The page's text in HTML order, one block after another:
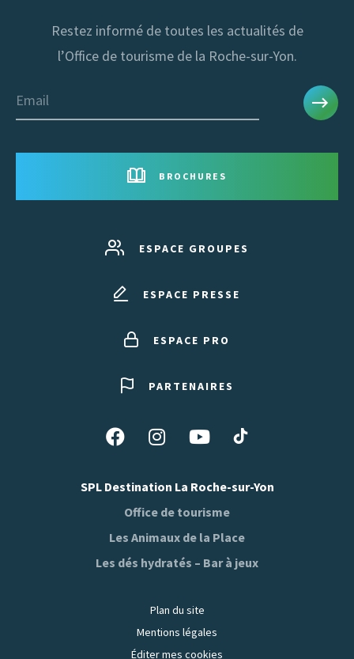
Restez informé de toutes les actualités de
l’Office de tourisme de la Roche-sur-Yon.
Email
BROCHURES
ESPACE GROUPES
ESPACE PRESSE
ESPACE PRO
PARTENAIRES
Suivez-
sur
Facebook
Suivez-
sur
Instagram
Suivez-
sur
Youtube
Suivez-
sur
SPL Destination La Roche-sur-Yon
Office de tourisme
Les Animaux de la Place
Les dés hydratés – Bar à jeux
Plan du site
Mentions légales
Éditer mes cookies